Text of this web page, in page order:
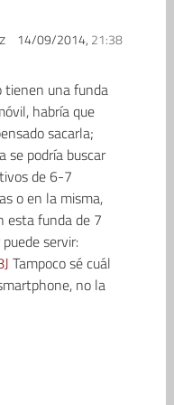
14/09/2014, 21:38
tienen una funda
habría que
sacarla;
se podría buscar
de 6-7
o en la misma,
esta funda de 7
servir:
Tampoco sé cuál
no la